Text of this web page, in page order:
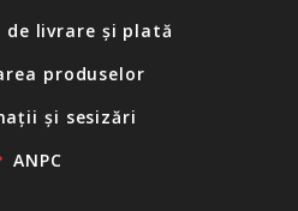
livrare și plată
produselor
și sesizări
ANPC